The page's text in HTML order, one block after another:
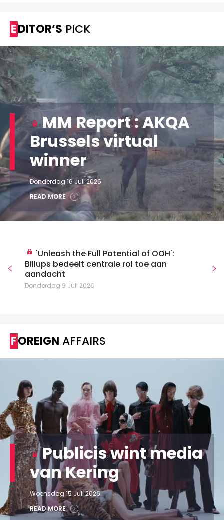
EDITOR’S PICK
MM Report : AKQA
Brussels virtual
winner
Donderdag 16 Juli 2026
READ MORE
'Unleash the Full Potential of OOH':
Billups bedeelt centrale rol toe aan
aandacht
Donderdag 9 Juli 2026
FOREIGN AFFAIRS
Publicis wint media
van Kering
Woensdag 15 Juli 2026
READ MORE